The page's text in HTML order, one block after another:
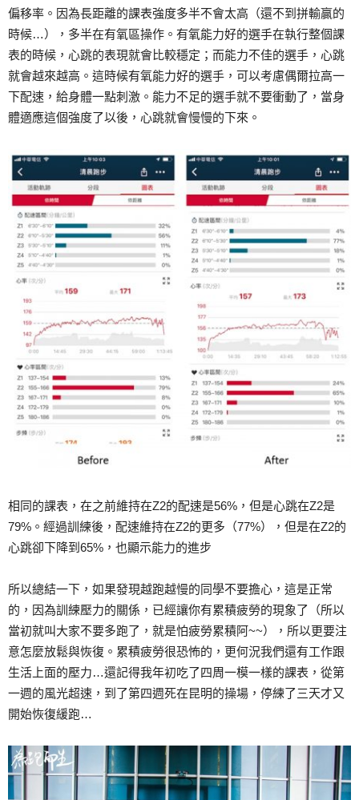
偏移率。因為長距離的課表強度多半不會太高（還不到拼輸贏的
時候…），多半在有氧區操作。有氧能力好的選手在執行整個課
表的時候，心跳的表現就會比較穩定；而能力不佳的選手，心跳
就會越來越高。這時候有氧能力好的選手，可以考慮偶爾拉高一
下配速，給身體一點刺激。能力不足的選手就不要衝動了，當身
體適應這個強度了以後，心跳就會慢慢的下來。
相同的課表，在之前維持在Z2的配速是56%，但是心跳在Z2是
79%。經過訓練後，配速維持在Z2的更多（77%），但是在Z2的
心跳卻下降到65%，也顯示能力的進步
所以總結一下，如果發現越跑越慢的同學不要擔心，這是正常
的，因為訓練壓力的關係，已經讓你有累積疲勞的現象了（所以
當初就叫大家不要多跑了，就是怕疲勞累積阿~~），所以更要注
意怎麼放鬆與恢復。累積疲勞很恐怖的，更何況我們還有工作跟
生活上面的壓力…還記得我年初吃了四周一模一樣的課表，從第
一週的風光超速，到了第四週死在昆明的操場，停練了三天才又
開始恢復緩跑…